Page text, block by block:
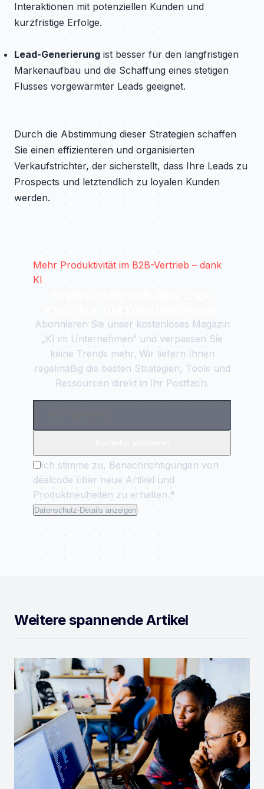
Interaktionen mit potenziellen Kunden und
kurzfristige Erfolge.
Lead-Generierung ist besser für den langfristigen
Markenaufbau und die Schaffung eines stetigen
Flusses vorgewärmter Leads geeignet.
Durch die Abstimmung dieser Strategien schaffen
Sie einen effizienteren und organisierten
Verkaufstrichter, der sicherstellt, dass Ihre Leads zu
Prospects und letztendlich zu loyalen Kunden
werden.
Mehr Produktivität im B2B-Vertrieb – dank
KI
Schließen Sie sich über 2.500
Experten und Entscheidern an.
Abonnieren Sie unser kostenloses Magazin
„KI im Unternehmen“ und verpassen Sie
keine Trends mehr. Wir liefern Ihnen
regelmäßig die besten Strategien, Tools und
Ressourcen direkt in Ihr Postfach.
Ich stimme zu, Benachrichtigungen von
dealcode über neue Artikel und
Produktneuheiten zu erhalten.*
Datenschutz-Details anzeigen
Weitere spannende Artikel